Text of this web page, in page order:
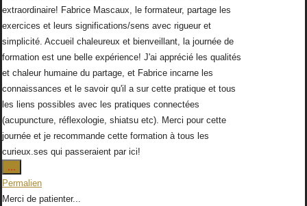
extraordinaire! Fabrice Mascaux, le formateur, partage les
exercices et leurs significations/sens avec rigueur et
simplicité. Accueil chaleureux et bienveillant, la journée de
formation est une belle expérience! J'ai apprécié les qualités
et chaleur humaine du partage, et Fabrice incarne les
connaissances et le savoir qu'il a sur cette pratique et tous
les liens possibles avec les pratiques connectées
(acupuncture, réflexologie, shiatsu etc). Merci pour cette
journée et je recommande cette formation à tous les
curieux.ses qui passeraient par ici!
...
cette
boîte
méta.
Permalien
Merci de patienter...